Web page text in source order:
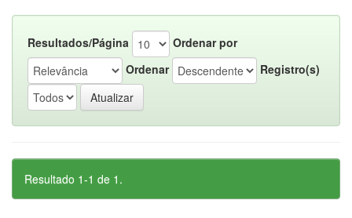
Resultados/Página
Ordenar por
Ordenar
Registro(s)
Resultado 1-1 de 1.